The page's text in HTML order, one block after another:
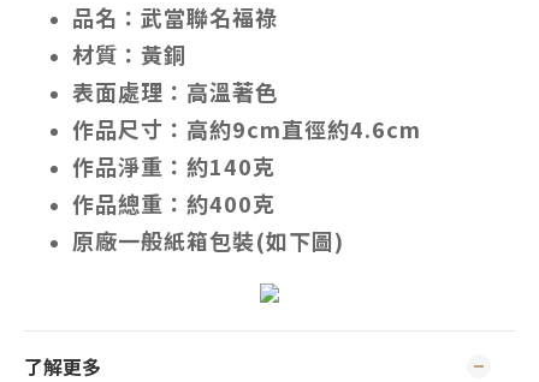
品名：武當聯名福祿
材質：黃銅
表面處理：高溫著色
作品尺寸：高約9cm直徑約4.6cm
作品淨重：約140克
作品總重：約400克
原廠一般紙箱包裝(如下圖)
了解更多